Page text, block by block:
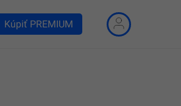
Kúpiť PREMIUM